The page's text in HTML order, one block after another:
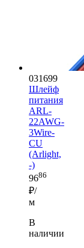
031699
Шлейф
питания
ARL-
22AWG-
3Wire-
CU
(Arlight,
-)
9686
₽/
м
В
наличии